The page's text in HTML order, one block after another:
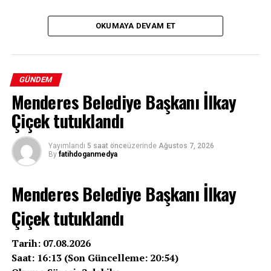
OKUMAYA DEVAM ET
GÜNDEM
Menderes Belediye Başkanı İlkay
Çiçek tutuklandı
Yayımlandı 5 saat önceüzerinde Ağustos 7, 2026
By fatihdoganmedya
Menderes Belediye Başkanı İlkay
Çiçek tutuklandı
Tarih: 07.08.2026
Saat: 16:13 (Son Güncelleme: 20:54)